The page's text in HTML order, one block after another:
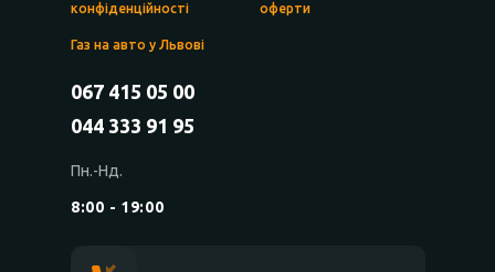
конфіденційності
оферти
Газ на авто у Львові
067 415 05 00
044 333 91 95
Пн.-Нд.
8:00 - 19:00